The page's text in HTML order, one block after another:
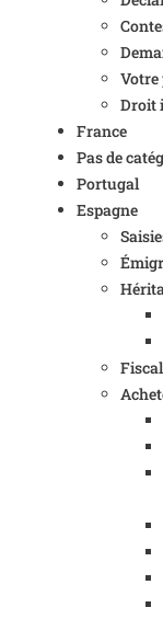
Votre
Droit
France
Pas de
Portugal
Espagne